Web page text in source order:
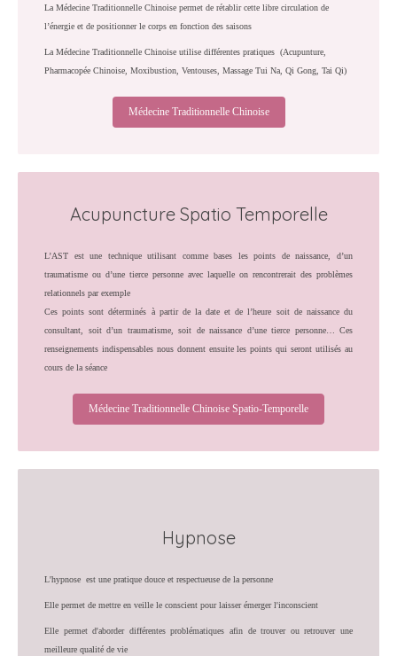
La Médecine Traditionnelle Chinoise permet de rétablir cette libre circulation de
l’énergie et de positionner le corps en fonction des saisons
La Médecine Traditionnelle Chinoise utilise différentes pratiques (Acupunture,
Pharmacopée Chinoise, Moxibustion, Ventouses, Massage Tui Na, Qi Gong, Tai Qi)
Médecine Traditionnelle Chinoise
Acupuncture Spatio Temporelle
L’AST est une technique utilisant comme bases les points de naissance, d’un
traumatisme ou d’une tierce personne avec laquelle on rencontrerait des problèmes
relationnels par exemple
Ces points sont déterminés à partir de la date et de l’heure soit de naissance du
consultant, soit d’un traumatisme, soit de naissance d’une tierce personne… Ces
renseignements indispensables nous donnent ensuite les points qui seront utilisés au
cours de la séance
Médecine Traditionnelle Chinoise Spatio-Temporelle
Hypnose
L'hypnose est une pratique douce et respectueuse de la personne
Elle permet de mettre en veille le conscient pour laisser émerger l'inconscient
Elle permet d'aborder différentes problématiques afin de trouver ou retrouver une
meilleure qualité de vie